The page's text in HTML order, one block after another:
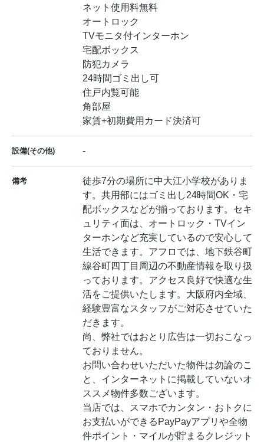
ネット使用料無料
オートロック
TVモニタ付インターホン
宅配ボックス
防犯カメラ
24時間ゴミ出し可
住戸内覧可能
角部屋
家賃+初期費用カード決済可
設備(その他) -
備考
徒歩7分の場所に中大江小学校がありま
す。共用部にはゴミ出し24時間OK・宅
配ボックスなどが揃っております。セキ
ュリティ面は、オートロック・TVイン
ターホンなど充実しているので安心して
生活できます。アフロでは、地下鉄谷町
線谷町四丁目周辺の不動産情報を取り扱
っております。アクセス良好で快適な生
活をご提供いたします。大阪府内全域、
経験豊富なスタッフがご対応させていた
だきます。
尚、弊社ではおとり広告は一切おこなっ
ておりません。
お問い合わせいただいた物件は勿論のこ
と、インターネットに掲載していないオ
ススメ物件多数ございます。
当店では、スマホでカンタン・おトクに
お支払いができるPayPayアプリや全物
件ポイント・マイルが貯まるクレジット